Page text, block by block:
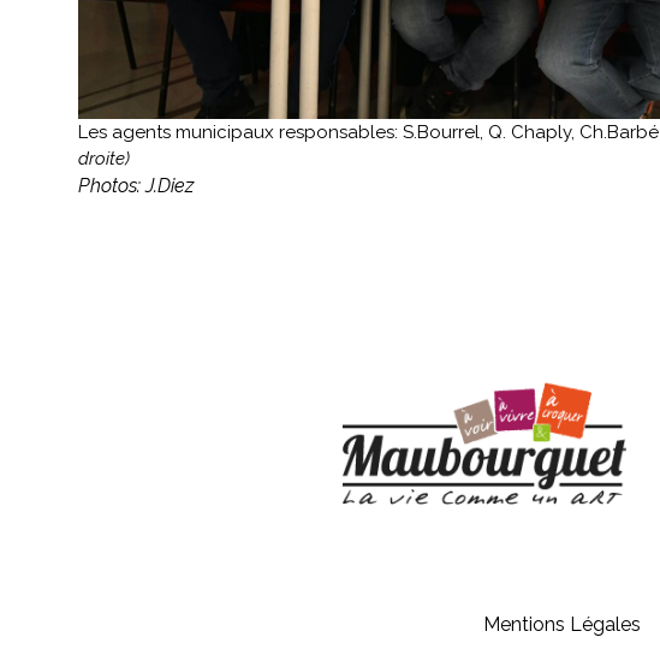
Les agents municipaux responsables: S.Bourrel, Q. Chaply, Ch.Barbé
droite)
Photos: J.Diez
Mentions Légales